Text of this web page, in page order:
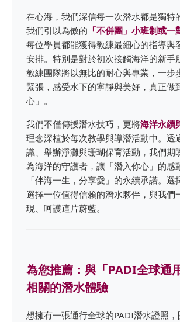
在心海，我們深信每一次潛水都是獨特
我們引以為傲的 「不併團」小班制或一
每位學員都能獲得教練最細心的指導與
安排。特別是對於初次接觸海洋的新手
教練團隊將以無比的耐心與專業，一步
緊張，感受水下的寧靜與美好，真正做
心」。
我們不僅傳授潛水技巧，更將海洋永續
理念深植於每次教學與導潛活動中。透
識、舉辦淨灘與珊瑚保育活動，我們期
為海洋的守護者，讓「潛入你心」的感
「伴海一生，分享愛」的永續承諾。選
選擇一位值得信賴的潛水夥伴，與我們
現、呵護這片蔚藍。
為您推薦：與「PADI全球通
相關的潛水體驗
想擁有一張通行全球的PADI潛水證照